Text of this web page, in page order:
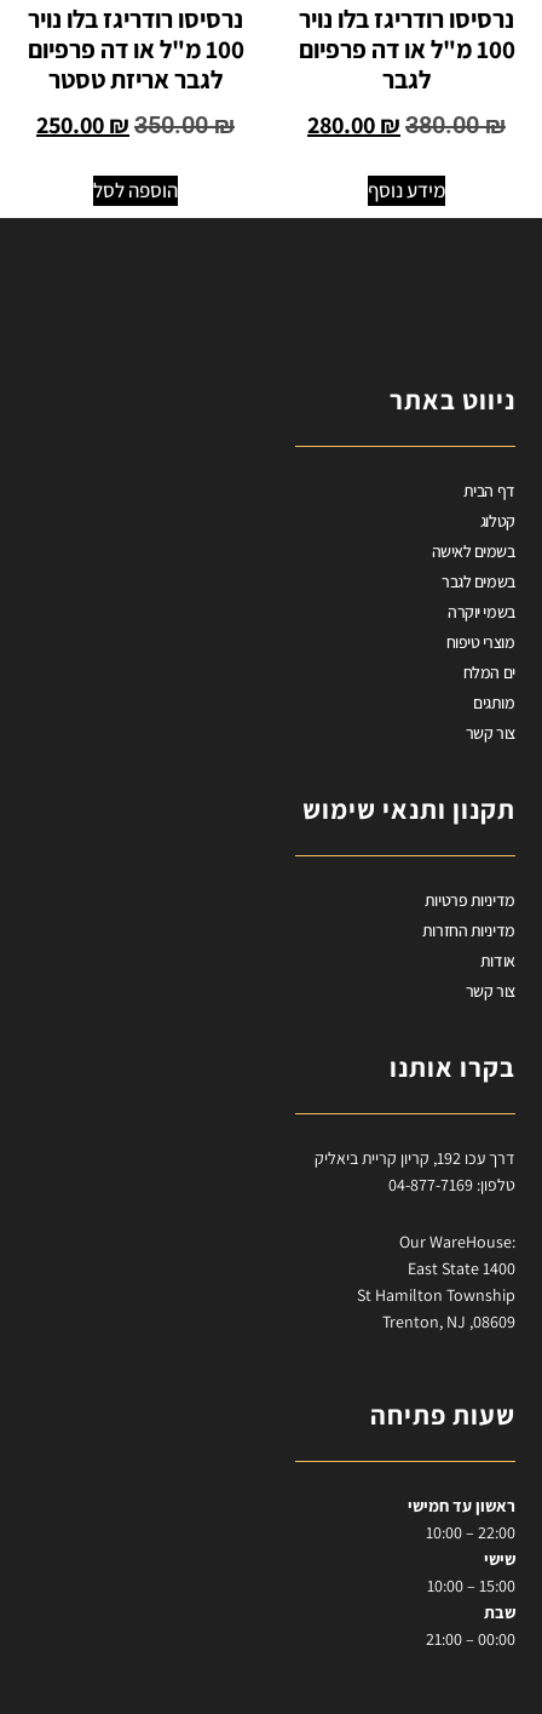
נרסיסו רודריגז בלו נויר
100 מ"ל או דה פרפיום
לגבר
380.00₪
280.00₪
מידע נוסף
נרסיסו רודריגז בלו נויר
100 מ"ל או דה פרפיום
לגבר אריזת טסטר
350.00₪
250.00₪
הוספה לסל
ניווט באתר
דף הבית
קטלוג
בשמים לאישה
בשמים לגבר
בשמי יוקרה
מוצרי טיפוח
ים המלח
מותגים
צור קשר
תקנון ותנאי שימוש
מדיניות פרטיות
מדיניות החזרות
אודות
צור קשר
בקרו אותנו
דרך עכו 192, קריון קריית ביאליק
טלפון: 04-877-7169
:Our WareHouse
East State 1400
St Hamilton Township
Trenton, NJ ,08609
שעות פתיחה
ראשון עד חמישי
22:00 – 10:00
שישי
15:00 – 10:00
שבת
00:00 – 21:00